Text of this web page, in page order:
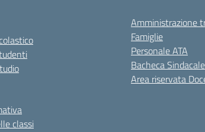
classi
Amministrazione
Famiglie
Personale ATA
Bacheca Sindacale
Area riservata